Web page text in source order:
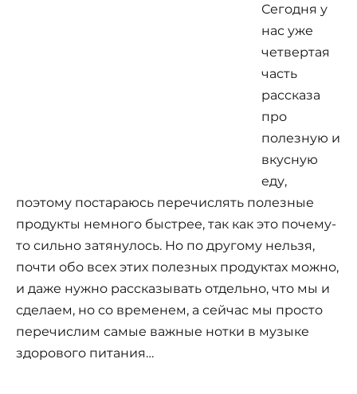
Сегодня у
нас уже
четвертая
часть
рассказа
про
полезную и
вкусную
еду,
поэтому постараюсь перечислять полезные
продукты немного быстрее, так как это почему-
то сильно затянулось. Но по другому нельзя,
почти обо всех этих полезных продуктах можно,
и даже нужно рассказывать отдельно, что мы и
сделаем, но со временем, а сейчас мы просто
перечислим самые важные нотки в музыке
здорового питания…